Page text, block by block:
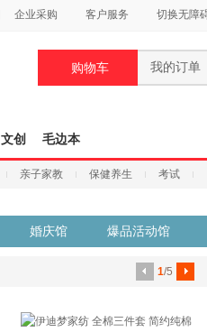
企业采购 客户服务 切换无障
购物车 我的订单
文创 毛边本
亲子家教 保健养生 考试
婚庆馆 爆品活动馆
1/5